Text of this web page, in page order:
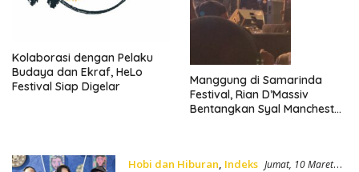
Kolaborasi dengan Pelaku
Budaya dan Ekraf, HeLo
Festival Siap Digelar
Manggung di Samarinda
Festival, Rian D’Massiv
Bentangkan Syal Manchester
Hobi dan Hiburan, Indeks Jumat, 10 Maret